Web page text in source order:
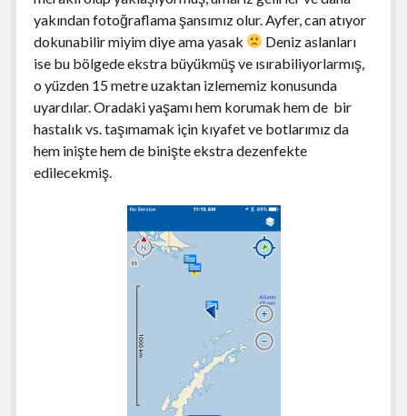
yakından fotoğraflama şansımız olur. Ayfer, can atıyor
dokunabilir miyim diye ama yasak
Deniz aslanları
ise bu bölgede ekstra büyükmüş ve ısırabiliyorlarmış,
o yüzden 15 metre uzaktan izlememiz konusunda
uyardılar. Oradaki yaşamı hem korumak hem de bir
hastalık vs. taşımamak için kıyafet ve botlarımız da
hem inişte hem de binişte ekstra dezenfekte
edilecekmiş.